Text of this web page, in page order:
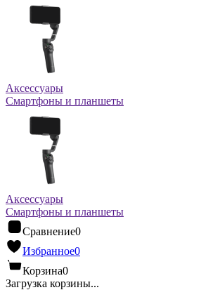
Аксессуары
Смартфоны и планшеты
Аксессуары
Смартфоны и планшеты
Сравнение0
Избранное0
Корзина0
Загрузка корзины...